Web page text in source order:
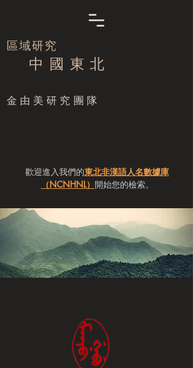
區域研究
中 國 東 北
​金由美研究團隊
歡迎進入我們的東北非漢語人名數據庫
（NCNHNL） 開始您的檢索。